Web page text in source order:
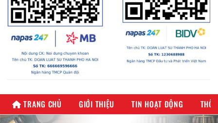
TRANG CHỦ GIỚI THIỆU TIN HOẠT ĐỘNG